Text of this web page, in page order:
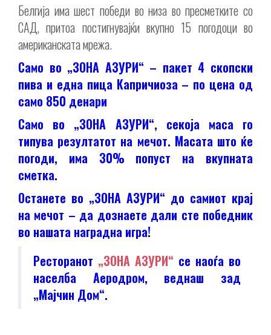
Белгија има шест победи во низа во пресметките со
САД, притоа постигнувајќи вкупно 15 погодоци во
американската мрежа.
Само во „ЗОНА АЗУРИ“ – пакет 4 скопски
пива и една пица Капричиоза – по цена од
само 850 денари
Само во „ЗОНА АЗУРИ“, секоја маса го
типува резултатот на мечот. Масата што ќе
погоди, има 30% попуст на вкупната
сметка.
Останете во „ЗОНА АЗУРИ“ до самиот крај
на мечот – да дознаете дали сте победник
во нашата наградна игра!
Ресторанот „ЗОНА АЗУРИ“ се наоѓа во
населба Аеродром, веднаш зад
„Мајчин Дом“.